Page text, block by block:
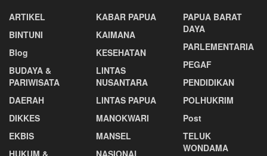
ARTIKEL
BINTUNI
Blog
BUDAYA &
PARIWISATA
DAERAH
DIKKES
EKBIS
KABAR PAPUA
KAIMANA
KESEHATAN
LINTAS
NUSANTARA
LINTAS PAPUA
MANOKWARI
MANSEL
PAPUA BARAT
DAYA
PARLEMENTARIA
PEGAF
PENDIDIKAN
POLHUKRIM
Post
TELUK
WONDAMA